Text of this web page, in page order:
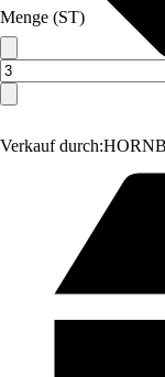
Verkauf durch:
Menge (ST)